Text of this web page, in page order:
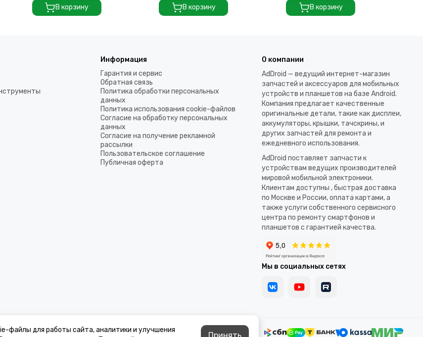
В корзину В корзину В корзину
Информация
Гарантия и сервис
Обратная связь
Политика обработки персональных
данных
Политика использования cookie-файлов
Согласие на обработку персональных
данных
Согласие на получение рекламной
рассылки
Пользовательское соглашение
Публичная оферта
О компании
AdDroid — ведущий интернет-магазин
запчастей и аксессуаров для мобильных
устройств и планшетов на базе Android.
Компания предлагает качественные
оригинальные детали, такие как дисплеи,
аккумуляторы, крышки, тачскрины, и
других запчастей для ремонта и
ежедневного использования.​
AdDroid поставляет запчасти к
устройствам ведущих производителей
мировой мобильной электроники.
Клиентам доступны , быстрая доставка
по Москве и России, оплата картами, а
также услуги собственного сервисного
центра по ремонту смартфонов и
планшетов с гарантией качества.
Мы в социальных сетях
файлы для работы сайта, аналитики и улучшения